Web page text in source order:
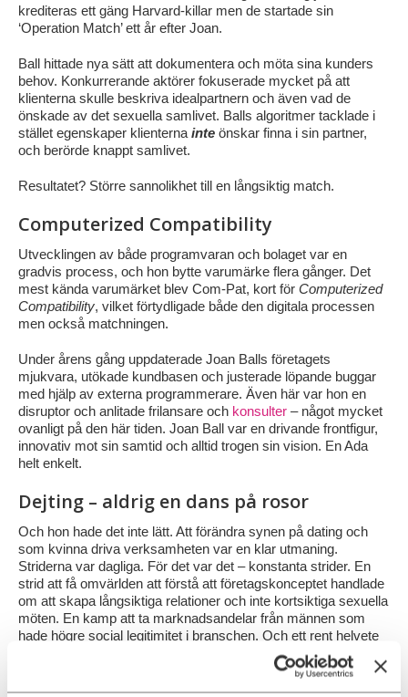
krediteras ett gäng Harvard-killar men de startade sin
‘Operation Match’ ett år efter Joan.
Ball hittade nya sätt att dokumentera och möta sina kunders
behov. Konkurrerande aktörer fokuserade mycket på att
klienterna skulle beskriva idealpartnern och även vad de
önskade av det sexuella samlivet. Balls algoritmer tacklade i
stället egenskaper klienternainte önskar finna i sin partner,
och berörde knappt samlivet.
Resultatet? Större sannolikhet till en långsiktig match.
Computerized Compatibility
Utvecklingen av både programvaran och bolaget var en
gradvis process, och hon bytte varumärke flera gånger. Det
mest kända varumärket blev Com-Pat, kort för Computerized
Compatibility, vilket förtydligade både den digitala processen
men också matchningen.
Under årens gång uppdaterade Joan Balls företagets
mjukvara, utökade kundbasen och justerade löpande buggar
med hjälp av externa programmerare. Även här var hon en
disruptor och anlitade frilansare och konsulter – något mycket
ovanligt på den här tiden. Joan Ball var en drivande frontfigur,
innovativ mot sin samtid och alltid trogen sin vision. En Ada
helt enkelt.
Dejting – aldrig en dans på rosor
Och hon hade det inte lätt. Att förändra synen på dating och
som kvinna driva verksamheten var en klar utmaning.
Striderna var dagliga. För det var det – konstanta strider. En
strid att få omvärlden att förstå att företagskonceptet handlade
om att skapa långsiktiga relationer och inte kortsiktiga sexuella
möten. En kamp att ta marknadsandelar från männen som
hade högre social legitimitet i branschen. Och ett rent helvete
att bedriva marknadsföring i ett samhälle som misstänkte att
Joans Balls äktenskapsbyrå var en täckmantel för prostitution.